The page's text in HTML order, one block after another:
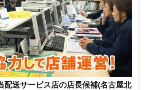
配送サービス店の店長候補(名古屋北